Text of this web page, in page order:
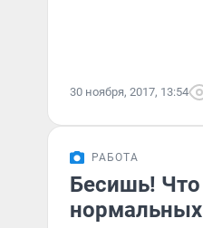
30 ноября, 2017, 13:54
РАБОТА
Бесишь! Что
нормальных